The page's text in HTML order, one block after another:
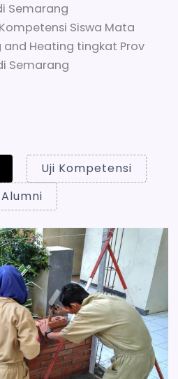
Semarang
Siswa Mata
and Heating tingkat Prov
Semarang
Uji Kompetensi
Alumni